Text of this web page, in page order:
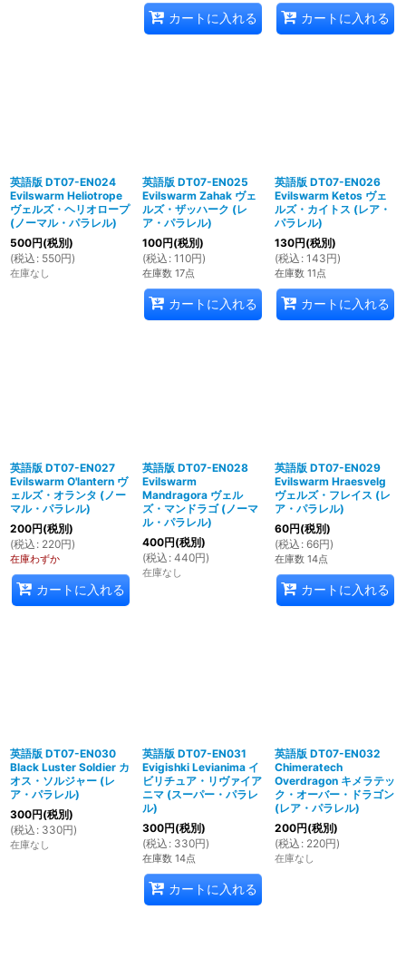
カートに入れる カートに入れる
英語版 DT07-EN024
Evilswarm Heliotrope
ヴェルズ・ヘリオロープ
(ノーマル・パラレル)
500円(税別)
(税込 : 550円)
在庫なし
英語版 DT07-EN025
Evilswarm Zahak ヴェ
ルズ・ザッハーク (レ
ア・パラレル)
100円(税別)
(税込 : 110円)
在庫数 17点
カートに入れる
英語版 DT07-EN026
Evilswarm Ketos ヴェ
ルズ・カイトス (レア・
パラレル)
130円(税別)
(税込 : 143円)
在庫数 11点
カートに入れる
英語版 DT07-EN027
Evilswarm O'lantern ヴ
ェルズ・オランタ (ノー
マル・パラレル)
200円(税別)
(税込 : 220円)
在庫わずか
カートに入れる
英語版 DT07-EN028
Evilswarm
Mandragora ヴェル
ズ・マンドラゴ (ノーマ
ル・パラレル)
400円(税別)
(税込 : 440円)
在庫なし
英語版 DT07-EN029
Evilswarm Hraesvelg
ヴェルズ・フレイス (レ
ア・パラレル)
60円(税別)
(税込 : 66円)
在庫数 14点
カートに入れる
英語版 DT07-EN030
Black Luster Soldier カ
オス・ソルジャー (レ
ア・パラレル)
300円(税別)
(税込 : 330円)
在庫なし
英語版 DT07-EN031
Evigishki Levianima イ
ビリチュア・リヴァイア
ニマ (スーパー・パラレ
ル)
300円(税別)
(税込 : 330円)
在庫数 14点
カートに入れる
英語版 DT07-EN032
Chimeratech
Overdragon キメラテッ
ク・オーバー・ドラゴン
(レア・パラレル)
200円(税別)
(税込 : 220円)
在庫なし